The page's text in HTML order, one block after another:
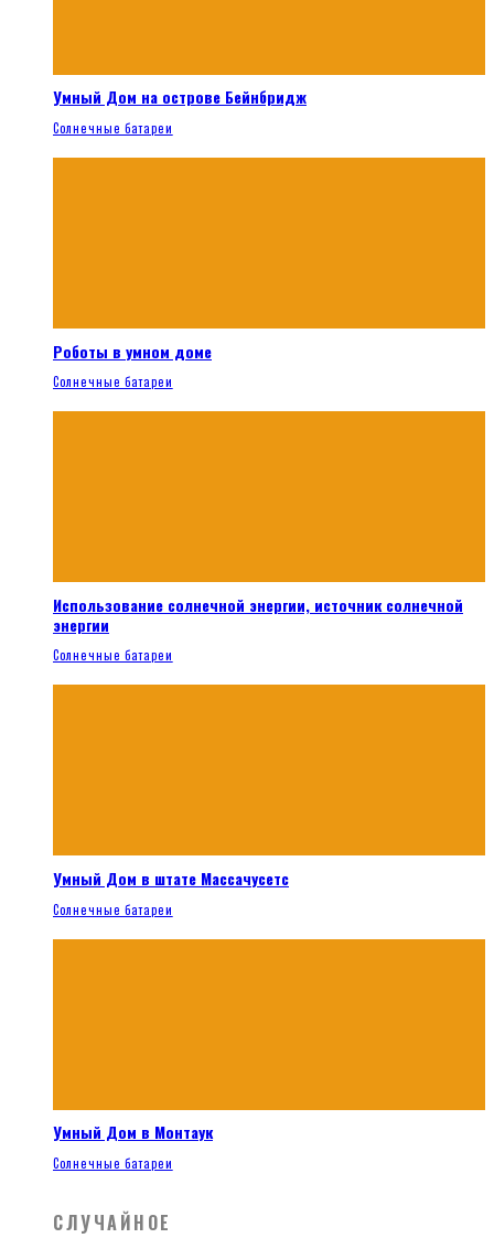
Умный Дом на острове Бейнбридж
Солнечные батареи
Роботы в умном доме
Солнечные батареи
Использование солнечной энергии, источник солнечной
энергии
Солнечные батареи
Умный Дом в штате Массачусетс
Солнечные батареи
Умный Дом в Монтаук
Солнечные батареи
СЛУЧАЙНОЕ